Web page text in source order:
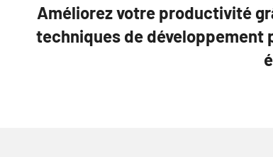
Améliorez votre productivité
techniques de développement